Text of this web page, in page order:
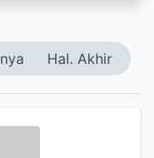
Hal. Akhir